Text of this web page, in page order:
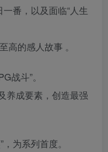
番，以及面临“人生
高的感人故事 。
战斗”。
养成要素，创造最强
为系列首度。